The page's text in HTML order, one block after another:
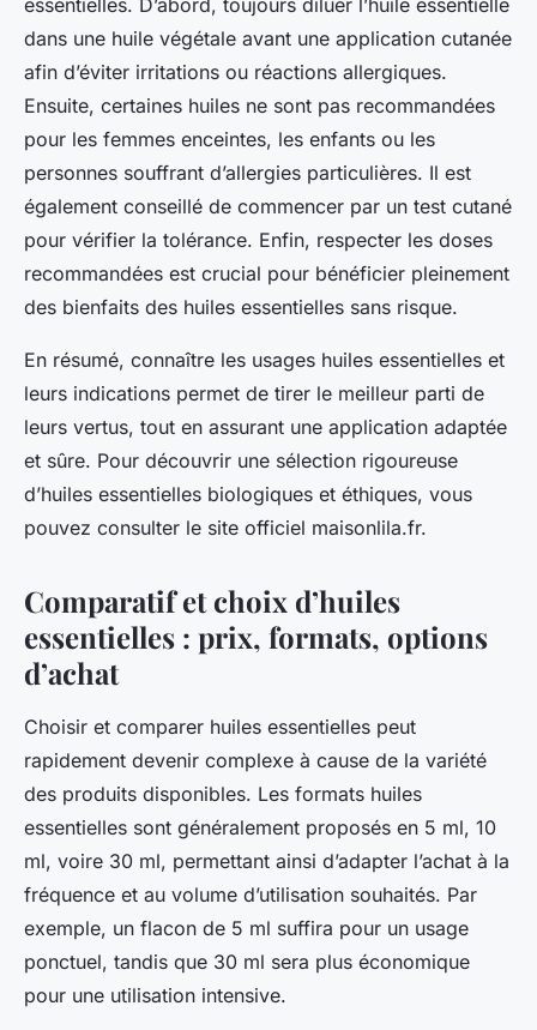
essentielles. D’abord, toujours diluer l’huile essentielle
dans une huile végétale avant une application cutanée
afin d’éviter irritations ou réactions allergiques.
Ensuite, certaines huiles ne sont pas recommandées
pour les femmes enceintes, les enfants ou les
personnes souffrant d’allergies particulières. Il est
également conseillé de commencer par un test cutané
pour vérifier la tolérance. Enfin, respecter les doses
recommandées est crucial pour bénéficier pleinement
des bienfaits des huiles essentielles sans risque.
En résumé, connaître les usages huiles essentielles et
leurs indications permet de tirer le meilleur parti de
leurs vertus, tout en assurant une application adaptée
et sûre. Pour découvrir une sélection rigoureuse
d’huiles essentielles biologiques et éthiques, vous
pouvez consulter le site officiel maisonlila.fr.
Comparatif et choix d’huiles
essentielles : prix, formats, options
d’achat
Choisir et comparer huiles essentielles peut
rapidement devenir complexe à cause de la variété
des produits disponibles. Les formats huiles
essentielles sont généralement proposés en 5 ml, 10
ml, voire 30 ml, permettant ainsi d’adapter l’achat à la
fréquence et au volume d’utilisation souhaités. Par
exemple, un flacon de 5 ml suffira pour un usage
ponctuel, tandis que 30 ml sera plus économique
pour une utilisation intensive.